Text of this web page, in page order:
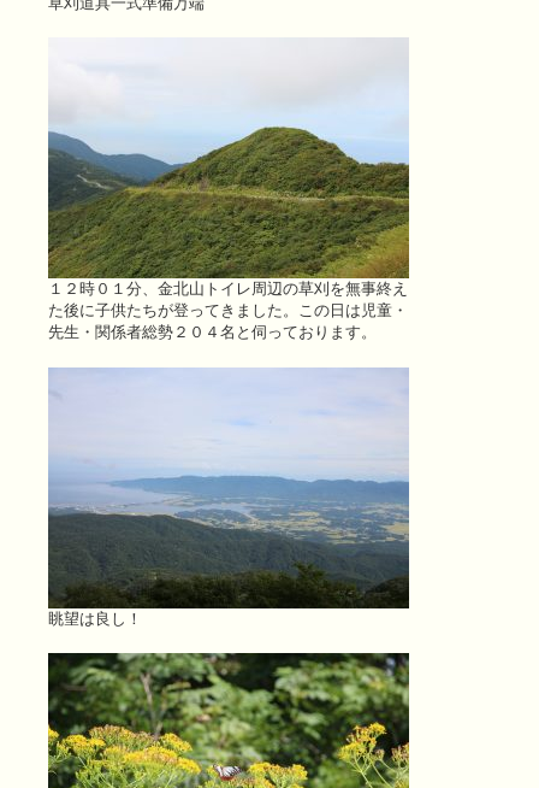
１２時０１分、金北山トイレ周辺の草刈を無事終え
た後に子供たちが登ってきました。この日は児童・
先生・関係者総勢２０４名と伺っております。
眺望は良し！